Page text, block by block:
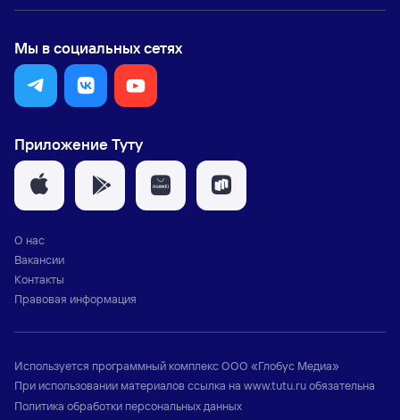
Мы в социальных сетях
Приложение Туту
О нас
Вакансии
Контакты
Правовая информация
Используется программный комплексООО «Глобус Медиа»
При использовании материалов ссылка на www.tutu.ruобязательна
Политика обработки персональных данных